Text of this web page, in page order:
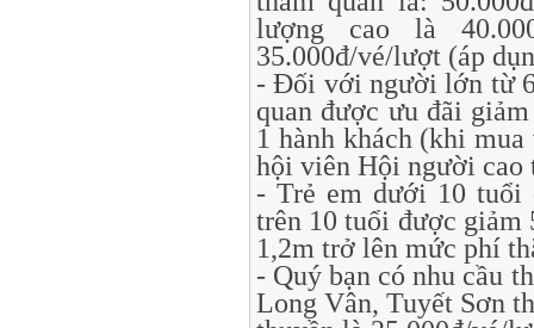
lượng cao là
35.000đ/vé/lượt (áp
- Đối với người lớn từ
quan được ưu đãi
1 hành khách (khi
hội viên Hội người cao
- Trẻ em dưới 10 tuổi
trên 10 tuổi được giảm
1,2m trở lên mức phí
- Quý bạn có nhu cầu
Long Vân, Tuyết Sơn